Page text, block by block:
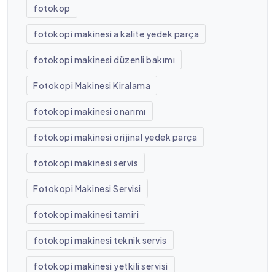
fotokop
fotokopi makinesi a kalite yedek parça
fotokopi makinesi düzenli bakımı
Fotokopi Makinesi Kiralama
fotokopi makinesi onarımı
fotokopi makinesi orijinal yedek parça
fotokopi makinesi servis
Fotokopi Makinesi Servisi
fotokopi makinesi tamiri
fotokopi makinesi teknik servis
fotokopi makinesi yetkili servisi